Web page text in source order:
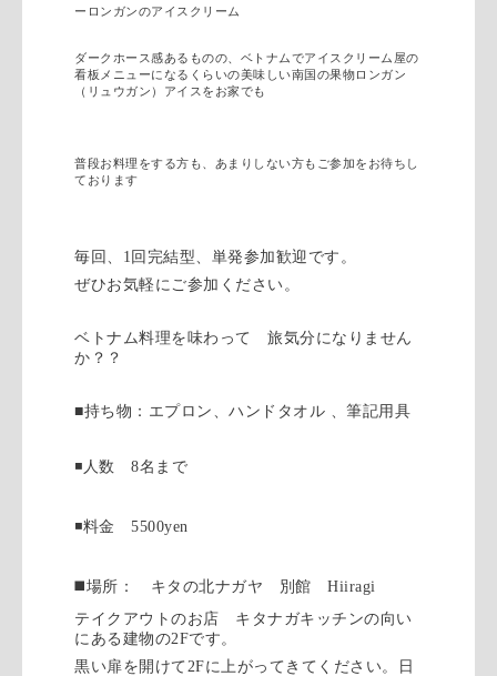
ーロンガンのアイスクリーム
ダークホース感あるものの、ベトナムでアイスクリーム屋の
看板メニューになるくらいの美味しい南国の果物ロンガン
（リュウガン）アイスをお家でも
普段お料理をする方も、あまりしない方もご参加をお待ちし
ております
毎回、 1 回完結型、単発参加歓迎です。
ぜひお気軽にご参加ください。
ベトナム料理を味わって 旅気分になりません
か？？
■持ち物：エプロン、ハンドタオル 、筆記用具
◾️ 人数8名まで
◾️料金5500yen
◼️場所： キタの北ナガヤ 別館Hiiragi
テイクアウトのお店 キタナガキッチンの向い
にある建物の2Fです。
黒い扉を開けて 2Fに上がってきてください。日